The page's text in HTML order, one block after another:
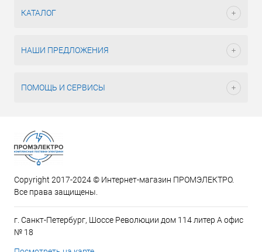
КАТАЛОГ
НАШИ ПРЕДЛОЖЕНИЯ
ПОМОЩЬ И СЕРВИСЫ
Copyright 2017-2024 © Интернет-магазин ПРОМЭЛЕКТРО.
Все права защищены.
г. Санкт-Петербург, Шоссе Революции дом 114 литер А офис
№ 18